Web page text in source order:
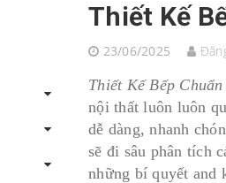
Thiết Kế
23/06/2025
Thiết Kế Bếp
nội thất luôn luôn
dễ dàng, nhanh
sẽ đi sâu phân tích
những bí quyết and